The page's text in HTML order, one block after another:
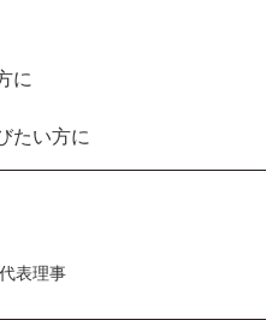
に
たい方に
表理事